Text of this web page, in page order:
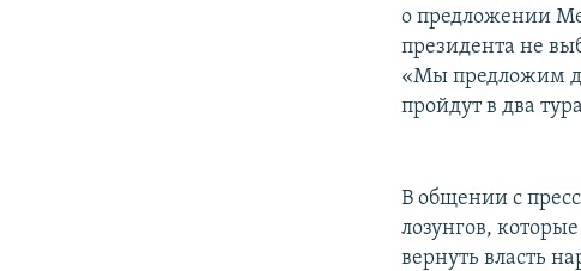
о предложении
президента не
«Мы предложим
пройдут в два
В общении с
лозунгов,
вернуть власть